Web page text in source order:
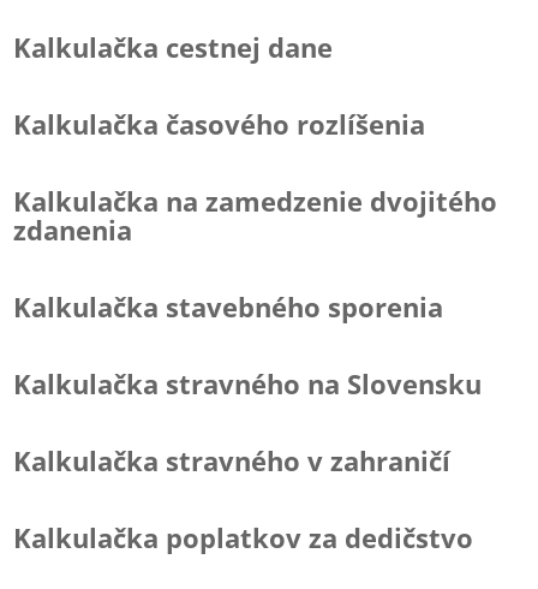
Kalkulačka cestnej dane
Kalkulačka časového rozlíšenia
Kalkulačka na zamedzenie dvojitého
zdanenia
Kalkulačka stavebného sporenia
Kalkulačka stravného na Slovensku
Kalkulačka stravného v zahraničí
Kalkulačka poplatkov za dedičstvo